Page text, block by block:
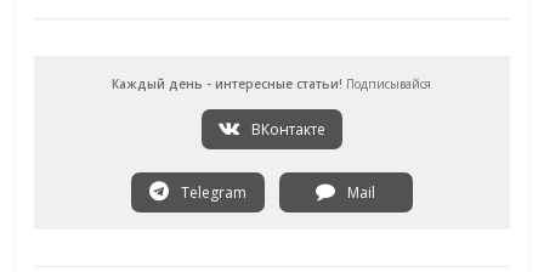
Каждый день - интересные статьи! Подписывайся
ВКонтакте
Telegram Mail